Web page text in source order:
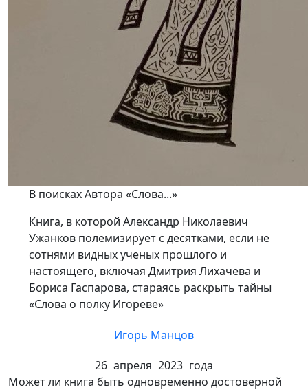
В поисках Автора «Слова...»
Книга, в которой Александр Николаевич
Ужанков полемизирует с десятками, если не
сотнями видных ученых прошлого и
настоящего, включая Дмитрия Лихачева и
Бориса Гаспарова, стараясь раскрыть тайны
«Слова о полку Игореве»
Игорь Манцов
26 апреля 2023 года
Может ли книга быть одновременно достоверной